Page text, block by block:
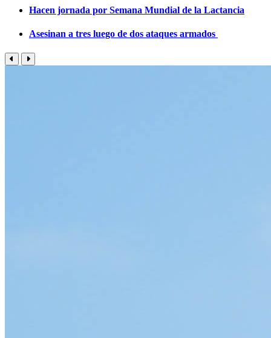
Hacen jornada por Semana Mundial de la Lactancia
Asesinan a tres luego de dos ataques armados